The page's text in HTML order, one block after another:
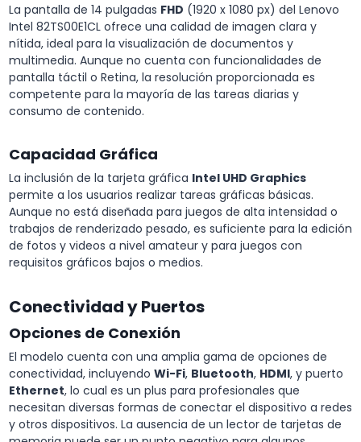
La pantalla de 14 pulgadas FHD (1920 x 1080 px) del Lenovo
Intel 82TS00E1CL ofrece una calidad de imagen clara y
nítida, ideal para la visualización de documentos y
multimedia. Aunque no cuenta con funcionalidades de
pantalla táctil o Retina, la resolución proporcionada es
competente para la mayoría de las tareas diarias y
consumo de contenido.
Capacidad Gráfica
La inclusión de la tarjeta gráfica Intel UHD Graphics
permite a los usuarios realizar tareas gráficas básicas.
Aunque no está diseñada para juegos de alta intensidad o
trabajos de renderizado pesado, es suficiente para la edición
de fotos y videos a nivel amateur y para juegos con
requisitos gráficos bajos o medios.
Conectividad y Puertos
Opciones de Conexión
El modelo cuenta con una amplia gama de opciones de
conectividad, incluyendo Wi-Fi, Bluetooth, HDMI, y puerto
Ethernet, lo cual es un plus para profesionales que
necesitan diversas formas de conectar el dispositivo a redes
y otros dispositivos. La ausencia de un lector de tarjetas de